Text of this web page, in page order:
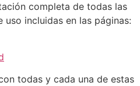
completa de todas las
incluidas en las páginas:
todas y cada una de estas